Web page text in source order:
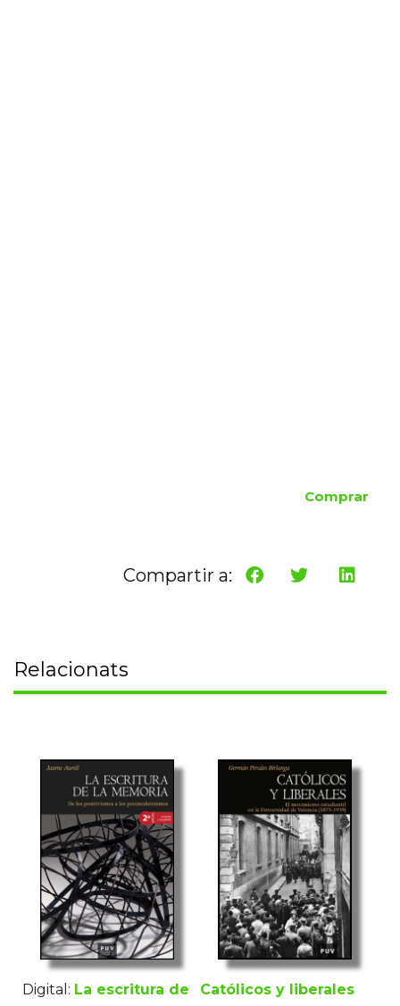
Comprar
Compartir a:
Relacionats
Digital: La escritura de
Católicos y liberales